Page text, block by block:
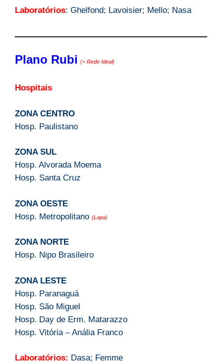
Laboratórios: Ghelfond; Lavoisier; Mello; Nasa
Plano Rubi (+ Rede Ideal)
Hospitais
ZONA CENTRO
Hosp. Paulistano
ZONA SUL
Hosp. Alvorada Moema
Hosp. Santa Cruz
ZONA OESTE
Hosp. Metropolitano (Lapa)
ZONA NORTE
Hosp. Nipo Brasileiro
ZONA LESTE
Hosp. Paranaguá
Hosp. São Miguel
Hosp. Day de Erm. Matarazzo
Hosp. Vitória – Anália Franco
Laboratórios: Dasa; Femme